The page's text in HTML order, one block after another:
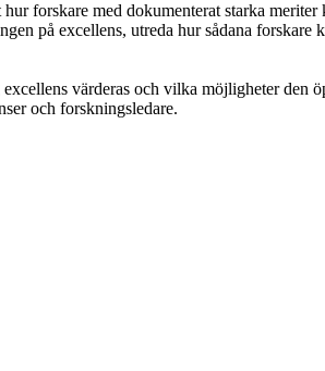
forskare med dokumenterat starka
på excellens, utreda hur sådana
värderas och vilka möjligheter den
och forskningsledare.